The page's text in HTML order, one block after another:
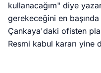
kullanacağım" diye
gerekeceğini en
Çankaya'daki ofisten
Resmi kabul kararı yine